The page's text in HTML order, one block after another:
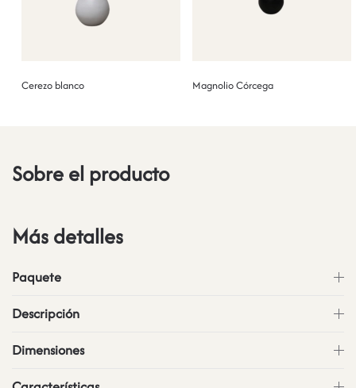
Cerezo blanco Magnolio Córcega
Sobre el producto
Más detalles
Paquete
Descripción
Dimensiones